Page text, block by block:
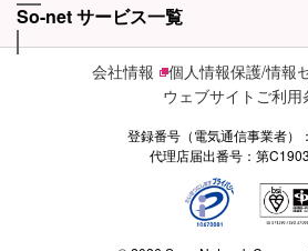
So-net サービス一覧
会社情報
個人情報保護/情報
ウェブサイトご利用
登録番号（電気通信事業者）
代理店届出番号：第